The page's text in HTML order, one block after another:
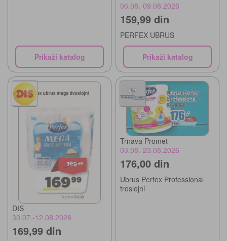
Prikaži katalog
06.08.-09.08.2026
159,99 din
PERFEX UBRUS
Prikaži katalog
DIS
30.07.-12.08.2026
169,99 din
Trnava Promet
03.08.-23.08.2026
176,00 din
Ubrus Perfex Professional
troslojni